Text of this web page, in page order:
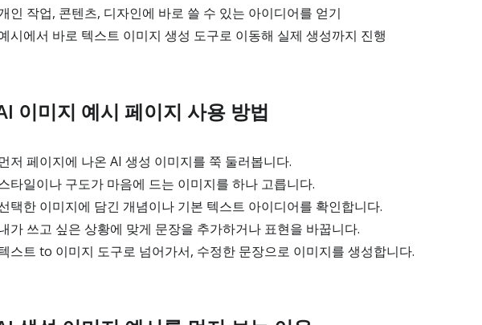
인 작업, 콘텐츠, 디자인에 바로 쓸 수 있는 아이디어를 얻기
시에서 바로 텍스트 이미지 생성 도구로 이동해 실제 생성까지 진행
이미지 예시 페이지 사용 방법
먼저 페이지에 나온 AI 생성 이미지를 쭉 둘러봅니다.
타일이나 구도가 마음에 드는 이미지를 하나 고릅니다.
택한 이미지에 담긴 개념이나 기본 텍스트 아이디어를 확인합니다.
가 쓰고 싶은 상황에 맞게 문장을 추가하거나 표현을 바꿉니다.
스트 to 이미지 도구로 넘어가서, 수정한 문장으로 이미지를 생성합니다.